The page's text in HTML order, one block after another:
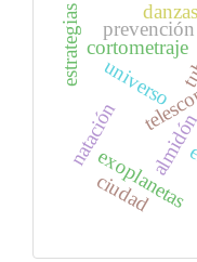
exoplanetas
universo
cortometraje
prevención
estrategias
natación
danzas
ciudad